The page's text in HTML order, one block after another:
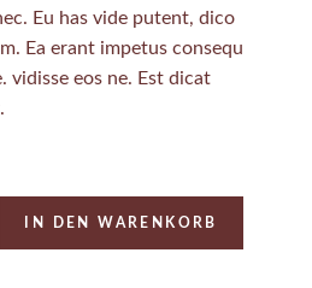
Eu has vide putent, dico
Ea erant impetus consequ
vidisse eos ne. Est dicat
IN DEN WARENKORB